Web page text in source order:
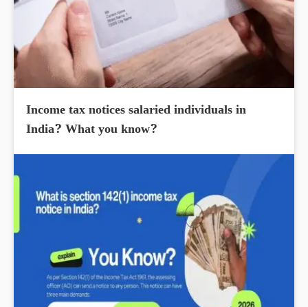
Income tax notices salaried individuals in
India? What you know?